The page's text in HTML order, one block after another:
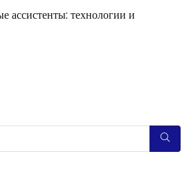
ассистенты: технологии и